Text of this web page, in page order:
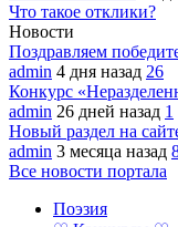
Что такое отклики?
Новости
Поздравляем
admin 4 дня назад 26
Конкурс
admin 26 дней назад 1
Новый раздел на
admin 3 месяца назад
Все новости портала
Поэзия